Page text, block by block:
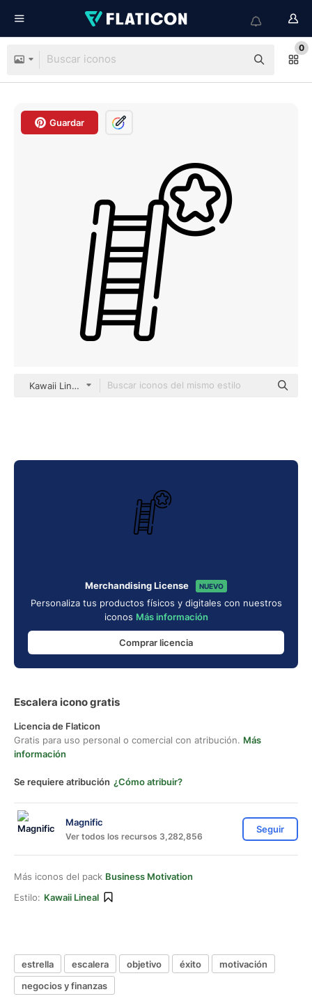
0
Guardar
Kawaii Lineal
Merchandising License NUEVO
Personaliza tus productos físicos y digitales con nuestros
iconos Más información
Comprar licencia
Escalera icono gratis
Licencia de Flaticon
Gratis para uso personal o comercial con atribución. Más
información
Se requiere atribución ¿Cómo atribuir?
Magnific
Ver todos los recursos 3,282,856
Seguir
Más iconos del pack Business Motivation
Estilo: Kawaii Lineal
estrella escalera objetivo éxito
motivación
negocios y finanzas